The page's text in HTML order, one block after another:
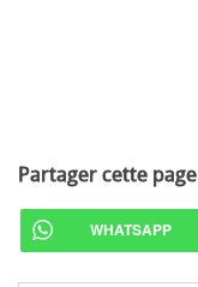
Partager cette page
WHATSAPP